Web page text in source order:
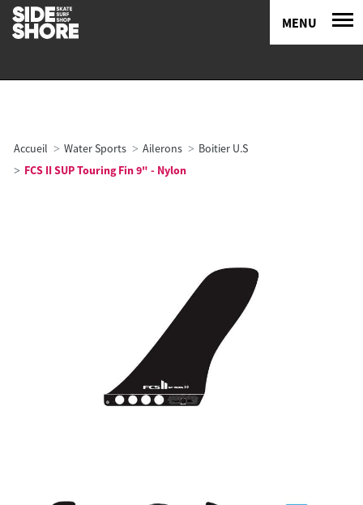
MENU
Accueil Water Sports Ailerons
Boitier U.S
FCS II SUP Touring Fin 9" - Nylon